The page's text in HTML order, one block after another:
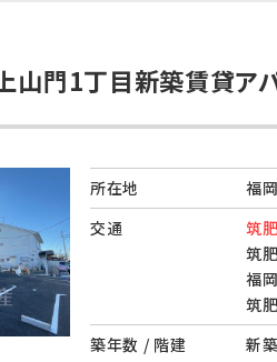
山門1丁目新築賃貸ア
所在地
福
交通
筑
筑
福
筑
築年数 / 階建
新